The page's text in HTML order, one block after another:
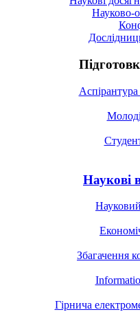
Науково-
Наукові
Збагачення
Гірнича